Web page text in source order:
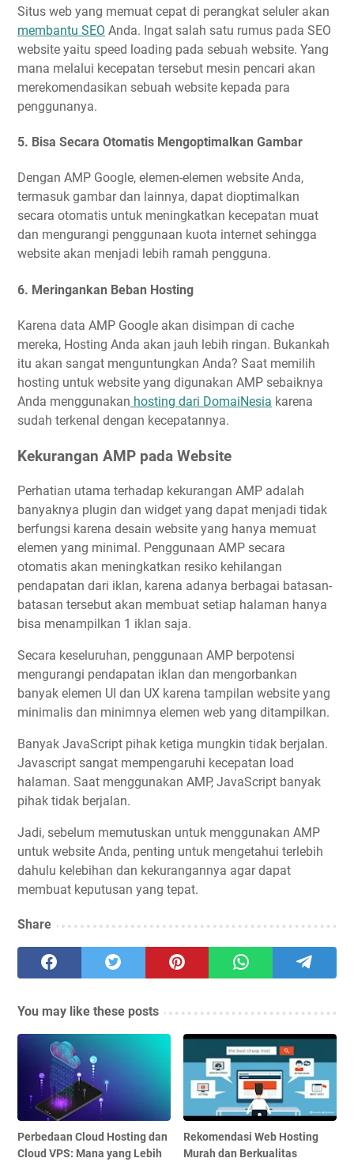
Situs web yang memuat cepat di perangkat seluler akan
membantu SEO Anda. Ingat salah satu rumus pada SEO
website yaitu speed loading pada sebuah website. Yang
mana melalui kecepatan tersebut mesin pencari akan
merekomendasikan sebuah website kepada para
penggunanya.
5. Bisa Secara Otomatis Mengoptimalkan Gambar
Dengan AMP Google, elemen-elemen website Anda,
termasuk gambar dan lainnya, dapat dioptimalkan
secara otomatis untuk meningkatkan kecepatan muat
dan mengurangi penggunaan kuota internet sehingga
website akan menjadi lebih ramah pengguna.
6. Meringankan Beban Hosting
Karena data AMP Google akan disimpan di cache
mereka, Hosting Anda akan jauh lebih ringan. Bukankah
itu akan sangat menguntungkan Anda? Saat memilih
hosting untuk website yang digunakan AMP sebaiknya
Anda menggunakan hosting dari DomaiNesia karena
sudah terkenal dengan kecepatannya.
Kekurangan AMP pada Website
Perhatian utama terhadap kekurangan AMP adalah
banyaknya plugin dan widget yang dapat menjadi tidak
berfungsi karena desain website yang hanya memuat
elemen yang minimal. Penggunaan AMP secara
otomatis akan meningkatkan resiko kehilangan
pendapatan dari iklan, karena adanya berbagai batasan-
batasan tersebut akan membuat setiap halaman hanya
bisa menampilkan 1 iklan saja.
Secara keseluruhan, penggunaan AMP berpotensi
mengurangi pendapatan iklan dan mengorbankan
banyak elemen UI dan UX karena tampilan website yang
minimalis dan minimnya elemen web yang ditampilkan.
Banyak JavaScript pihak ketiga mungkin tidak berjalan.
Javascript sangat mempengaruhi kecepatan load
halaman. Saat menggunakan AMP, JavaScript banyak
pihak tidak berjalan.
Jadi, sebelum memutuskan untuk menggunakan AMP
untuk website Anda, penting untuk mengetahui terlebih
dahulu kelebihan dan kekurangannya agar dapat
membuat keputusan yang tepat.
Share
You may like these posts
Perbedaan Cloud Hosting dan
Cloud VPS: Mana yang Lebih
Rekomendasi Web Hosting
Murah dan Berkualitas